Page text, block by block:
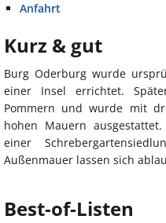
Anfahrt
Kurz & gut
Burg Oderburg wurde
einer Insel errichtet.
Pommern und wurde mit
hohen Mauern
einer
Außenmauer lassen sich
Best-of-Listen